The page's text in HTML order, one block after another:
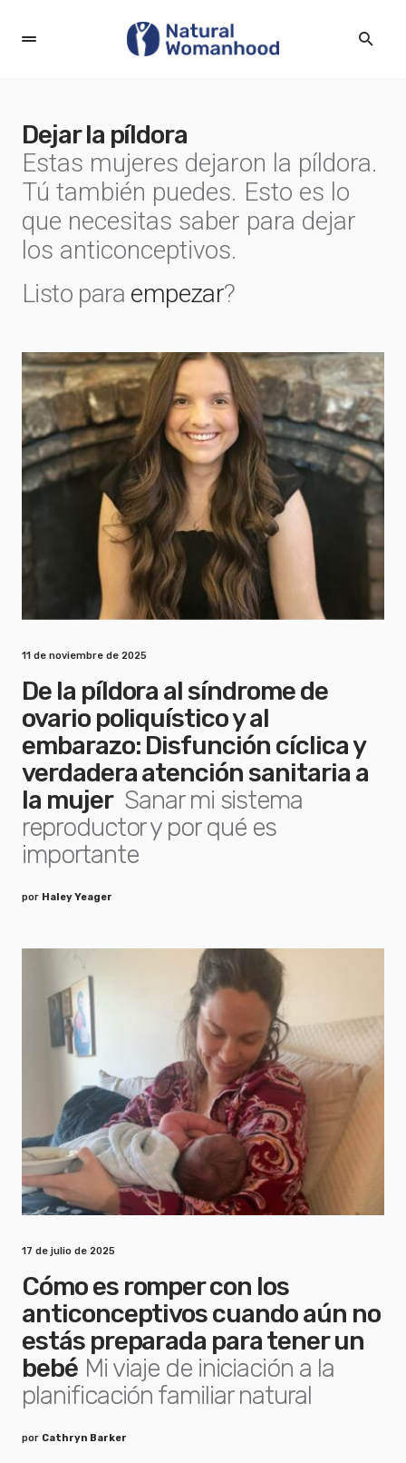
Dejar la píldora
Estas mujeres dejaron la píldora.
Tú también puedes. Esto es lo
que necesitas saber para dejar
los anticonceptivos.
Listo para empezar?
11 de noviembre de 2025
De la píldora al síndrome de
ovario poliquístico y al
embarazo: Disfunción cíclica y
verdadera atención sanitaria a
la mujer Sanar mi sistema
reproductor y por qué es
importante
por Haley Yeager
17 de julio de 2025
Cómo es romper con los
anticonceptivos cuando aún no
estás preparada para tener un
bebé Mi viaje de iniciación a la
planificación familiar natural
por Cathryn Barker